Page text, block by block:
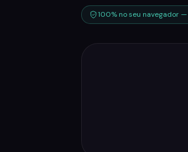
100% no seu navegador